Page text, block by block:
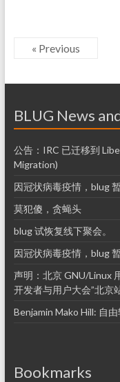
« Previous
BLUG News
公告：IRC 已迁移到
Migration)
因冠状病毒疫情，blug
莫犯傻，贪蝇头
blug 试恢复线下聚会。
因冠状病毒疫情，blug
声明：北京 GNU/Linux
开发者与用户大会”北京
Benjamin Mako Hill: 自
Bookmarks